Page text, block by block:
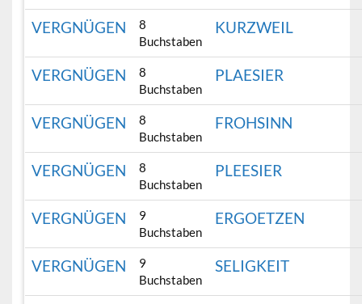
VERGNÜGEN
8
Buchstaben
KURZWEIL
VERGNÜGEN
8
Buchstaben
PLAESIER
VERGNÜGEN
8
Buchstaben
FROHSINN
VERGNÜGEN
8
Buchstaben
PLEESIER
VERGNÜGEN
9
Buchstaben
ERGOETZEN
VERGNÜGEN
9
Buchstaben
SELIGKEIT